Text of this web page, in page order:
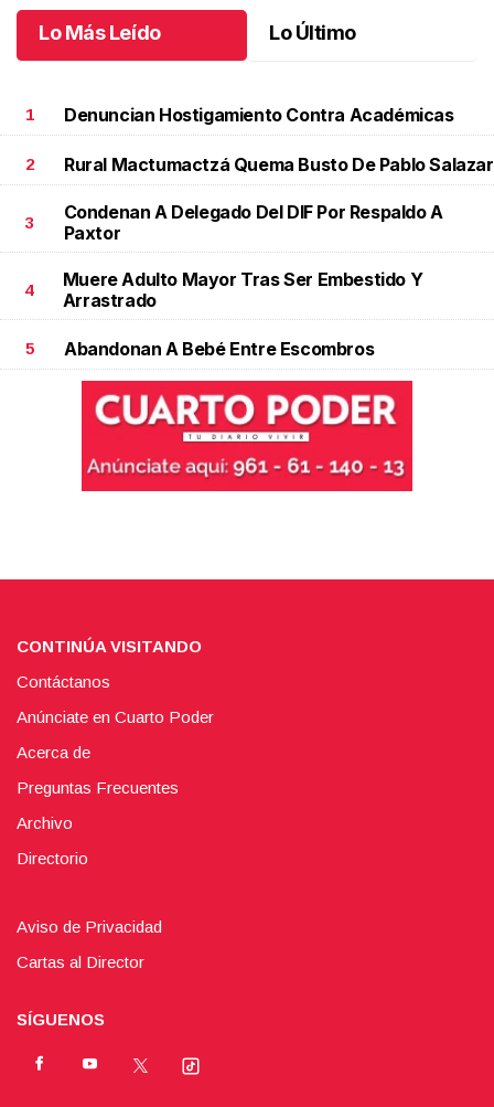
Lo Más Leído Lo Último
1 Denuncian Hostigamiento Contra Académicas
2 Rural Mactumactzá Quema Busto De Pablo Salazar
3
Condenan A Delegado Del DIF Por Respaldo A
Paxtor
4
Muere Adulto Mayor Tras Ser Embestido Y
Arrastrado
5 Abandonan A Bebé Entre Escombros
CONTINÚA VISITANDO
Contáctanos
Anúnciate en Cuarto Poder
Acerca de
Preguntas Frecuentes
Archivo
Directorio
Aviso de Privacidad
Cartas al Director
SÍGUENOS